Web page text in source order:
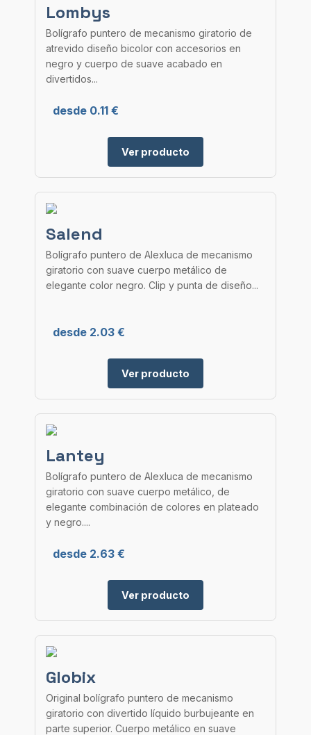
Lombys
Bolígrafo puntero de mecanismo giratorio de
atrevido diseño bicolor con accesorios en
negro y cuerpo de suave acabado en
divertidos...
desde 0.11 €
Ver producto
Salend
Bolígrafo puntero de Alexluca de mecanismo
giratorio con suave cuerpo metálico de
elegante color negro. Clip y punta de diseño...
desde 2.03 €
Ver producto
Lantey
Bolígrafo puntero de Alexluca de mecanismo
giratorio con suave cuerpo metálico, de
elegante combinación de colores en plateado
y negro....
desde 2.63 €
Ver producto
Globix
Original bolígrafo puntero de mecanismo
giratorio con divertido líquido burbujeante en
parte superior. Cuerpo metálico en suave